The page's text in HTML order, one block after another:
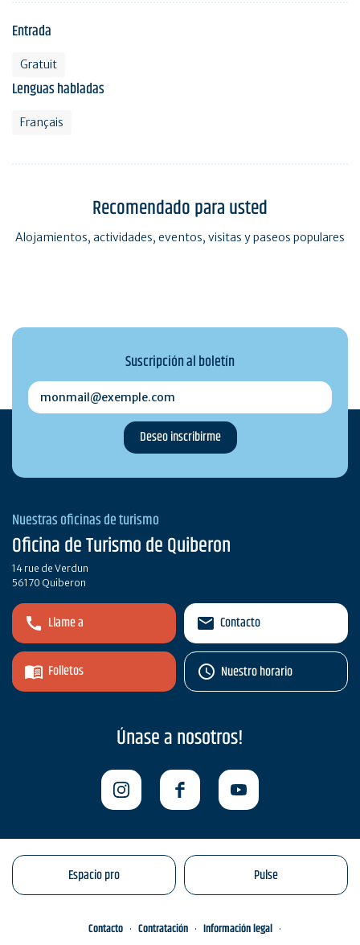
Entrada
Gratuit
Lenguas habladas
Français
Recomendado para usted
Alojamientos, actividades, eventos, visitas y paseos populares
Suscripción al boletín
monmail@exemple.com
Nuestras oficinas de turismo
Oficina de Turismo de Quiberon
14 rue de Verdun
56170 Quiberon
Llame a
Folletos
Contacto
Nuestro horario
Únase a nosotros!
Espacio pro Pulse
Contacto Contratación Información legal